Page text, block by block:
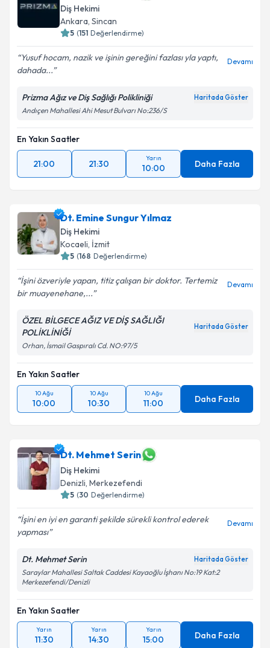
Diş Hekimi
Ankara, Sincan
5 (151 Değerlendirme)
Yusuf hocam, nazik ve işinin gereğini fazlası yla yaptı,
dahada...
Devamı
Prizma Ağız ve Diş Sağlığı Polikliniği Haritada Göster
Andıçen Mahallesi Ahi Mesut Bulvarı No:236/S
En Yakın Saatler
21:00 21:30
Yarın
10:00 Daha Fazla
Dt. Emine Sungur Yılmaz
Diş Hekimi
Kocaeli, İzmit
5 (168 Değerlendirme)
İşini özveriyle yapan, titiz çalışan bir doktor. Tertemiz
bir muayenehane,...
Devamı
ÖZEL BİLGECE AĞIZ VE DİŞ SAĞLIĞI
POLİKLİNİĞİ
Haritada Göster
Orhan, İsmail Gaspıralı Cd. NO:97/5
En Yakın Saatler
10 Ağu
10:00
10 Ağu
10:30
10 Ağu
11:00 Daha Fazla
Dt. Mehmet Serin
Diş Hekimi
Denizli, Merkezefendi
5 (30 Değerlendirme)
İşini en iyi en garanti şekilde sürekli kontrol ederek
yapması
Devamı
Dt. Mehmet Serin Haritada Göster
Saraylar Mahallesi Saltak Caddesi Kayaoğlu İşhanı No:19 Kat:2
Merkezefendi/Denizli
En Yakın Saatler
Yarın
11:30
Yarın
14:30
Yarın
15:00 Daha Fazla